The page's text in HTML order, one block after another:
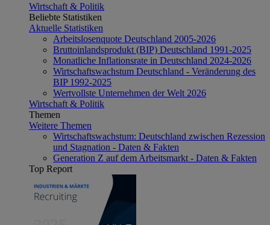
Wirtschaft & Politik
Beliebte Statistiken
Aktuelle Statistiken
Arbeitslosenquote Deutschland 2005-2026
Bruttoinlandsprodukt (BIP) Deutschland 1991-2025
Monatliche Inflationsrate in Deutschland 2024-2026
Wirtschaftswachstum Deutschland - Veränderung des
BIP 1992-2025
Wertvollste Unternehmen der Welt 2026
Wirtschaft & Politik
Themen
Weitere Themen
Wirtschaftswachstum: Deutschland zwischen Rezession
und Stagnation - Daten & Fakten
Generation Z auf dem Arbeitsmarkt - Daten & Fakten
Top Report